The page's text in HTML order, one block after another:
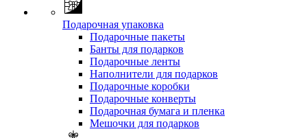
Подарочная упаковка
Подарочные пакеты
Банты для подарков
Подарочные ленты
Наполнители для подарков
Подарочные коробки
Подарочные конверты
Подарочная бумага и пленка
Мешочки для подарков